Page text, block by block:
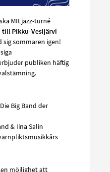
MILjazz-turné
till Pikku-Vesijärvi
sig sommaren igen!
publiken häftig
Big Band der
& Iina Salin
möjlighet att